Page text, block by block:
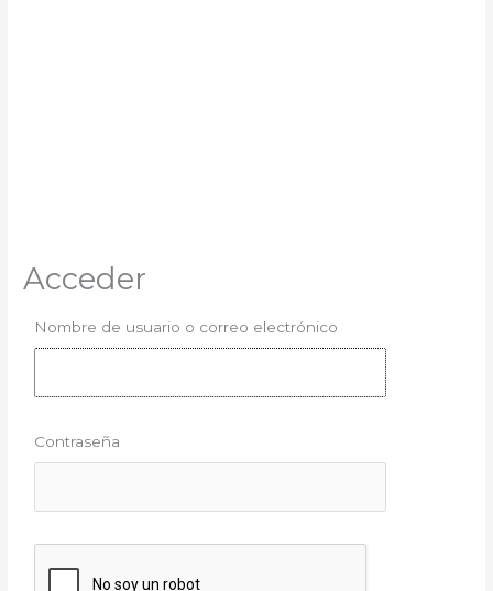
Acceder
Nombre de usuario o correo electrónico
Contraseña